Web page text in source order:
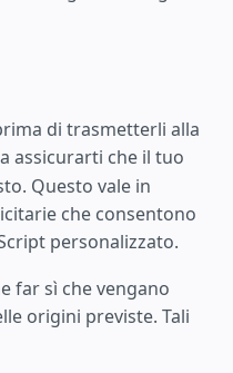
di trasmetterli alla
assicurarti che il tuo
Questo vale in
che consentono
personalizzato.
far sì che vengano
origini previste. Tali